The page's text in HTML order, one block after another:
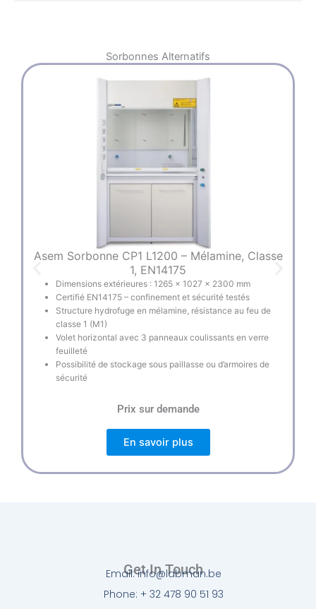
Sorbonnes Alternatifs
Asem Sorbonne CP1 L1200 – Mélamine, Classe
1, EN14175
Dimensions extérieures : 1265 × 1027 × 2300 mm
Certifié EN14175 – confinement et sécurité testés
Structure hydrofuge en mélamine, résistance au feu de
classe 1 (M1)
Volet horizontal avec 3 panneaux coulissants en verre
feuilleté
Possibilité de stockage sous paillasse ou d’armoires de
sécurité
Prix sur demande
En savoir plus
Get In Touch
Email: info@labman.be
Phone: + 32 478 90 51 93